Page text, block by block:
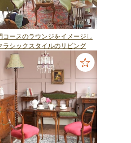
コースのラウンジをイメージし
ラシックスタイルのリビング